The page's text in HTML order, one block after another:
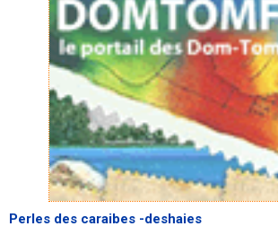
Perles des caraibes -deshaies